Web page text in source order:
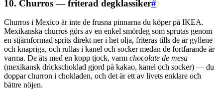
10. Churros — friterad degklassiker#
Churros i Mexico är inte de frusna pinnarna du köper på IKEA.
Mexikanska churros görs av en enkel smördeg som sprutas genom
en stjärnformad sprits direkt ner i het olja, friteras tills de är gyllene
och knapriga, och rullas i kanel och socker medan de fortfarande är
varma. De äts med en kopp tjock, varm chocolate de mesa
(mexikansk drickschoklad gjord på kakao, kanel och socker) — du
doppar churron i chokladen, och det är ett av livets enklare och
bättre nöjen.